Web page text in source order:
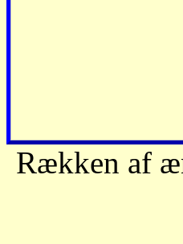
Rækken af